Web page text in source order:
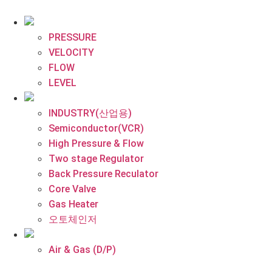
PRESSURE
VELOCITY
FLOW
LEVEL
INDUSTRY(산업용)
Semiconductor(VCR)
High Pressure & Flow
Two stage Regulator
Back Pressure Reculator
Core Valve
Gas Heater
오토체인저
Air & Gas (D/P)